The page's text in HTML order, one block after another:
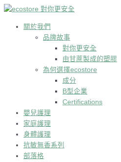
跳
關於我們
品牌故事
對你更安全
由甘蔗製成的塑膠
為何選擇ecostore
成分
B型企業
Certifications
嬰兒護理
家庭護理
身體護理
抗敏無香系列
部落格